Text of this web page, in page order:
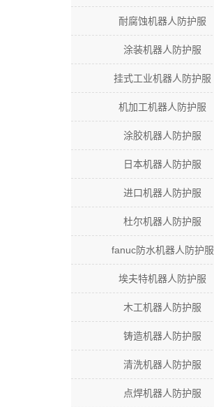
耐腐蚀机器人防护服
涂装机器人防护服
挂式工业机器人防护服
机加工机器人防护服
涂胶机器人防护服
日本机器人防护服
进口机器人防护服
杜尔机器人防护服
fanuc防水机器人防护服
埃夫特机器人防护服
木工机器人防护服
铸造机器人防护服
清洗机器人防护服
点焊机器人防护服